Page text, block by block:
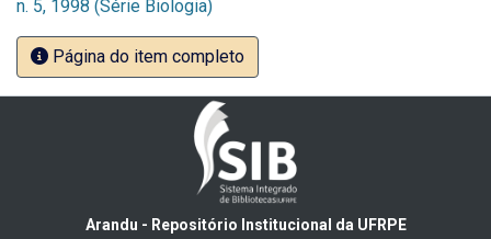
n. 5, 1998 (Série Biologia)
Página do item completo
Arandu - Repositório Institucional da UFRPE